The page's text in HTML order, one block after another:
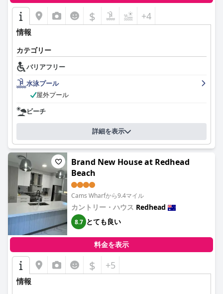
$ +4
情報
カテゴリー
バリアフリー
水泳プール
屋外プール
ビーチ
詳細を表示
Brand New House at Redhead
Beach
Cams Wharfから9.4マイル
カントリー・ハウス Redhead
8.7 とても良い
料金を表示
$ +5
情報